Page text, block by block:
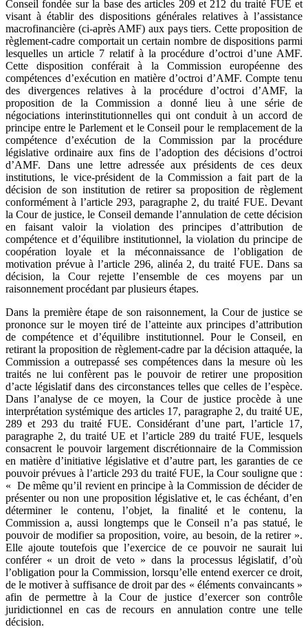
Conseil fondée sur la base des articles 209 et 212 du traité FUE et
visant à établir des dispositions générales relatives à l’assistance
macrofinancière (ci-après AMF) aux pays tiers. Cette proposition de
règlement-cadre comportait un certain nombre de dispositions parmi
lesquelles un article 7 relatif à la procédure d’octroi d’une AMF.
Cette disposition conférait à la Commission européenne des
compétences d’exécution en matière d’octroi d’AMF. Compte tenu
des divergences relatives à la procédure d’octroi d’AMF, la
proposition de la Commission a donné lieu à une série de
négociations interinstitutionnelles qui ont conduit à un accord de
principe entre le Parlement et le Conseil pour le remplacement de la
compétence d’exécution de la Commission par la procédure
législative ordinaire aux fins de l’adoption des décisions d’octroi
d’AMF. Dans une lettre adressée aux présidents de ces deux
institutions, le vice-président de la Commission a fait part de la
décision de son institution de retirer sa proposition de règlement
conformément à l’article 293, paragraphe 2, du traité FUE. Devant
la Cour de justice, le Conseil demande l’annulation de cette décision
en faisant valoir la violation des principes d’attribution de
compétence et d’équilibre institutionnel, la violation du principe de
coopération loyale et la méconnaissance de l’obligation de
motivation prévue à l’article 296, alinéa 2, du traité FUE. Dans sa
décision, la Cour rejette l’ensemble de ces moyens par un
raisonnement procédant par plusieurs étapes.
Dans la première étape de son raisonnement, la Cour de justice se
prononce sur le moyen tiré de l’atteinte aux principes d’attribution
de compétence et d’équilibre institutionnel. Pour le Conseil, en
retirant la proposition de règlement-cadre par la décision attaquée, la
Commission a outrepassé ses compétences dans la mesure où les
traités ne lui confèrent pas le pouvoir de retirer une proposition
d’acte législatif dans des circonstances telles que celles de l’espèce.
Dans l’analyse de ce moyen, la Cour de justice procède à une
interprétation systémique des articles 17, paragraphe 2, du traité UE,
289 et 293 du traité FUE. Considérant d’une part, l’article 17,
paragraphe 2, du traité UE et l’article 289 du traité FUE, lesquels
consacrent le pouvoir largement discrétionnaire de la Commission
en matière d’initiative législative et d’autre part, les garanties de ce
pouvoir prévues à l’article 293 du traité FUE, la Cour souligne que :
« De même qu’il revient en principe à la Commission de décider de
présenter ou non une proposition législative et, le cas échéant, d’en
déterminer le contenu, l’objet, la finalité et le contenu, la
Commission a, aussi longtemps que le Conseil n’a pas statué, le
pouvoir de modifier sa proposition, voire, au besoin, de la retirer ».
Elle ajoute toutefois que l’exercice de ce pouvoir ne saurait lui
conférer « un droit de veto » dans la processus législatif, d’où
l’obligation pour la Commission, lorsqu’elle entend exercer ce droit,
de le motiver à suffisance de droit par des « éléments convaincants »
afin de permettre à la Cour de justice d’exercer son contrôle
juridictionnel en cas de recours en annulation contre une telle
décision.